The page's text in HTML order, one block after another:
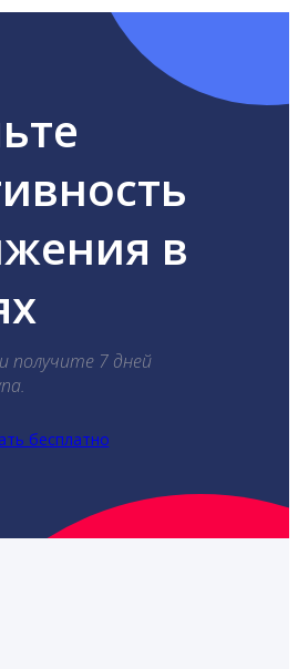
в
получите 7 дней
бесплатно